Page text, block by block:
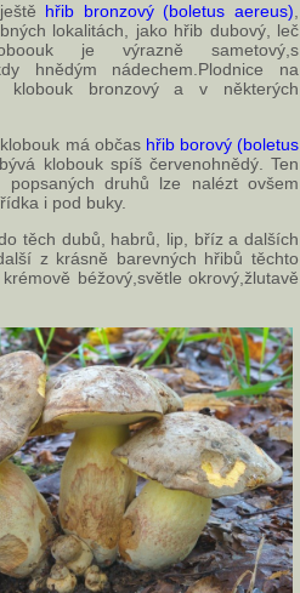
hřib bronzový (boletus aereus)
lokalitách, jako hřib dubový, leč
je výrazně sametový,s
hnědým nádechem.Plodnice na
klobouk bronzový a v některých
má občas hřib borový (boletus
klobouk spíš červenohnědý. Ten
druhů lze nalézt ovšem
i pod buky.
těch dubů, habrů, lip, bříz a dalších
z krásně barevných hřibů těchto
béžový,světle okrový,žlutavě